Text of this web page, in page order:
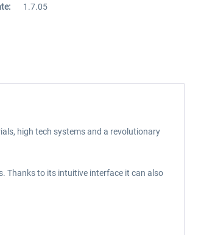
1.7.05
high tech systems and a revolutionary
Thanks to its intuitive interface it can also